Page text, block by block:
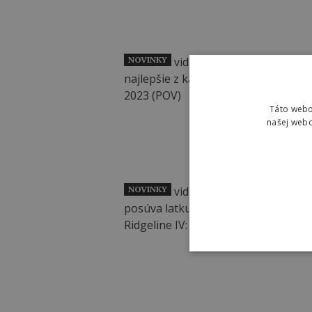
NOVINKY
NOVINKY
Táto
našej